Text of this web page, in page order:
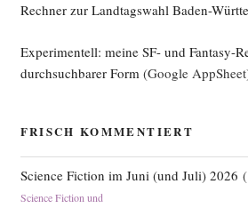
Rechner zur Landtagswahl Baden-
Experimentell: meine SF- und Fantasy-
durchsuchbarer Form (Google
FRISCH KOMMENTIERT
Science Fiction im Juni (und Juli) 2026 (
Science Fiction und